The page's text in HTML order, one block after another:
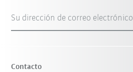
Su dirección de correo electrónico
Contacto